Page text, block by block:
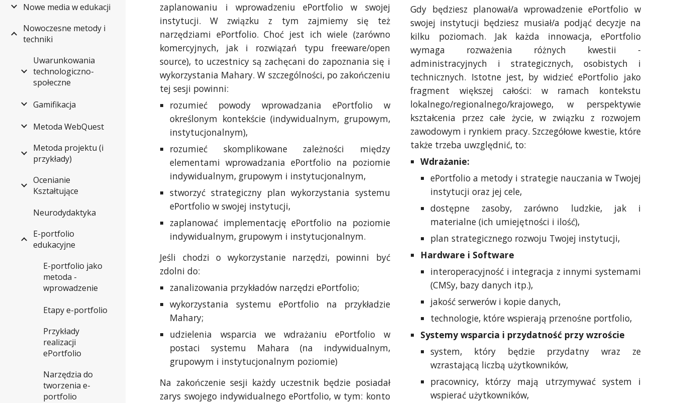
Nowe media w edukacji
Nowoczesne metody i
techniki
Uwarunkowania
technologiczno-
społeczne
Gamifikacja
Metoda WebQuest
Metoda projektu (i
przykłady)
Ocenianie
Kształtujące
Neurodydaktyka
E-portfolio
edukacyjne
E-portfolio jako
metoda -
wprowadzenie
Etapy e-portfolio
Przykłady
realizacji
ePortfolio
Narzędzia do
tworzenia e-
portfolio
zaplanowaniu i wprowadzeniu ePortfolio w swojej
instytucji. W związku z tym zajmiemy się też
narzędziami ePortfolio. Choć jest ich wiele (zarówno
komercyjnych, jak i rozwiązań typu freeware/open
source), to uczestnicy są zachęcani do zapoznania się i
wykorzystania Mahary. W szczególności, po zakończeniu
tej sesji powinni:
rozumieć powody wprowadzania ePortfolio w
określonym kontekście (indywidualnym, grupowym,
instytucjonalnym),
rozumieć skomplikowane zależności między
elementami wprowadzania ePortfolio na poziomie
indywidualnym, grupowym i instytucjonalnym,
stworzyć strategiczny plan wykorzystania systemu
ePortfolio w swojej instytucji,
zaplanować implementację ePortfolio na poziomie
indywidualnym, grupowym i instytucjonalnym.
Jeśli chodzi o wykorzystanie narzędzi, powinni być
zdolni do:
zanalizowania przykładów narzędzi ePortfolio;
wykorzystania systemu ePortfolio na przykładzie
Mahary;
udzielenia wsparcia we wdrażaniu ePortfolio w
postaci systemu Mahara (na indywidualnym,
grupowym i instytucjonalnym poziomie)
Na zakończenie sesji każdy uczestnik będzie posiadał
zarys swojego indywidualnego ePortfolio, w tym: konto
Gdy będziesz planował/a wprowadzenie ePortfolio w
swojej instytucji będziesz musiał/a podjąć decyzje na
kilku poziomach. Jak każda innowacja, ePortfolio
wymaga rozważenia różnych kwestii -
administracyjnych i strategicznych, osobistych i
technicznych. Istotne jest, by widzieć ePortfolio jako
fragment większej całości: w ramach kontekstu
lokalnego/regionalnego/krajowego, w perspektywie
kształcenia przez całe życie, w związku z rozwojem
zawodowym i rynkiem pracy. Szczegółowe kwestie, które
także trzeba uwzględnić, to:
Wdrażanie:
ePortfolio a metody i strategie nauczania w Twojej
instytucji oraz jej cele,
dostępne zasoby, zarówno ludzkie, jak i
materialne (ich umiejętności i ilość),
plan strategicznego rozwoju Twojej instytucji,
Hardware i Software
interoperacyjność i integracja z innymi systemami
(CMSy, bazy danych itp.),
jakość serwerów i kopie danych,
technologie, które wspierają przenośne portfolio,
Systemy wsparcia i przydatność przy wzroście
system, który będzie przydatny wraz ze
wzrastającą liczbą użytkowników,
pracownicy, którzy mają utrzymywać system i
wspierać użytkowników,